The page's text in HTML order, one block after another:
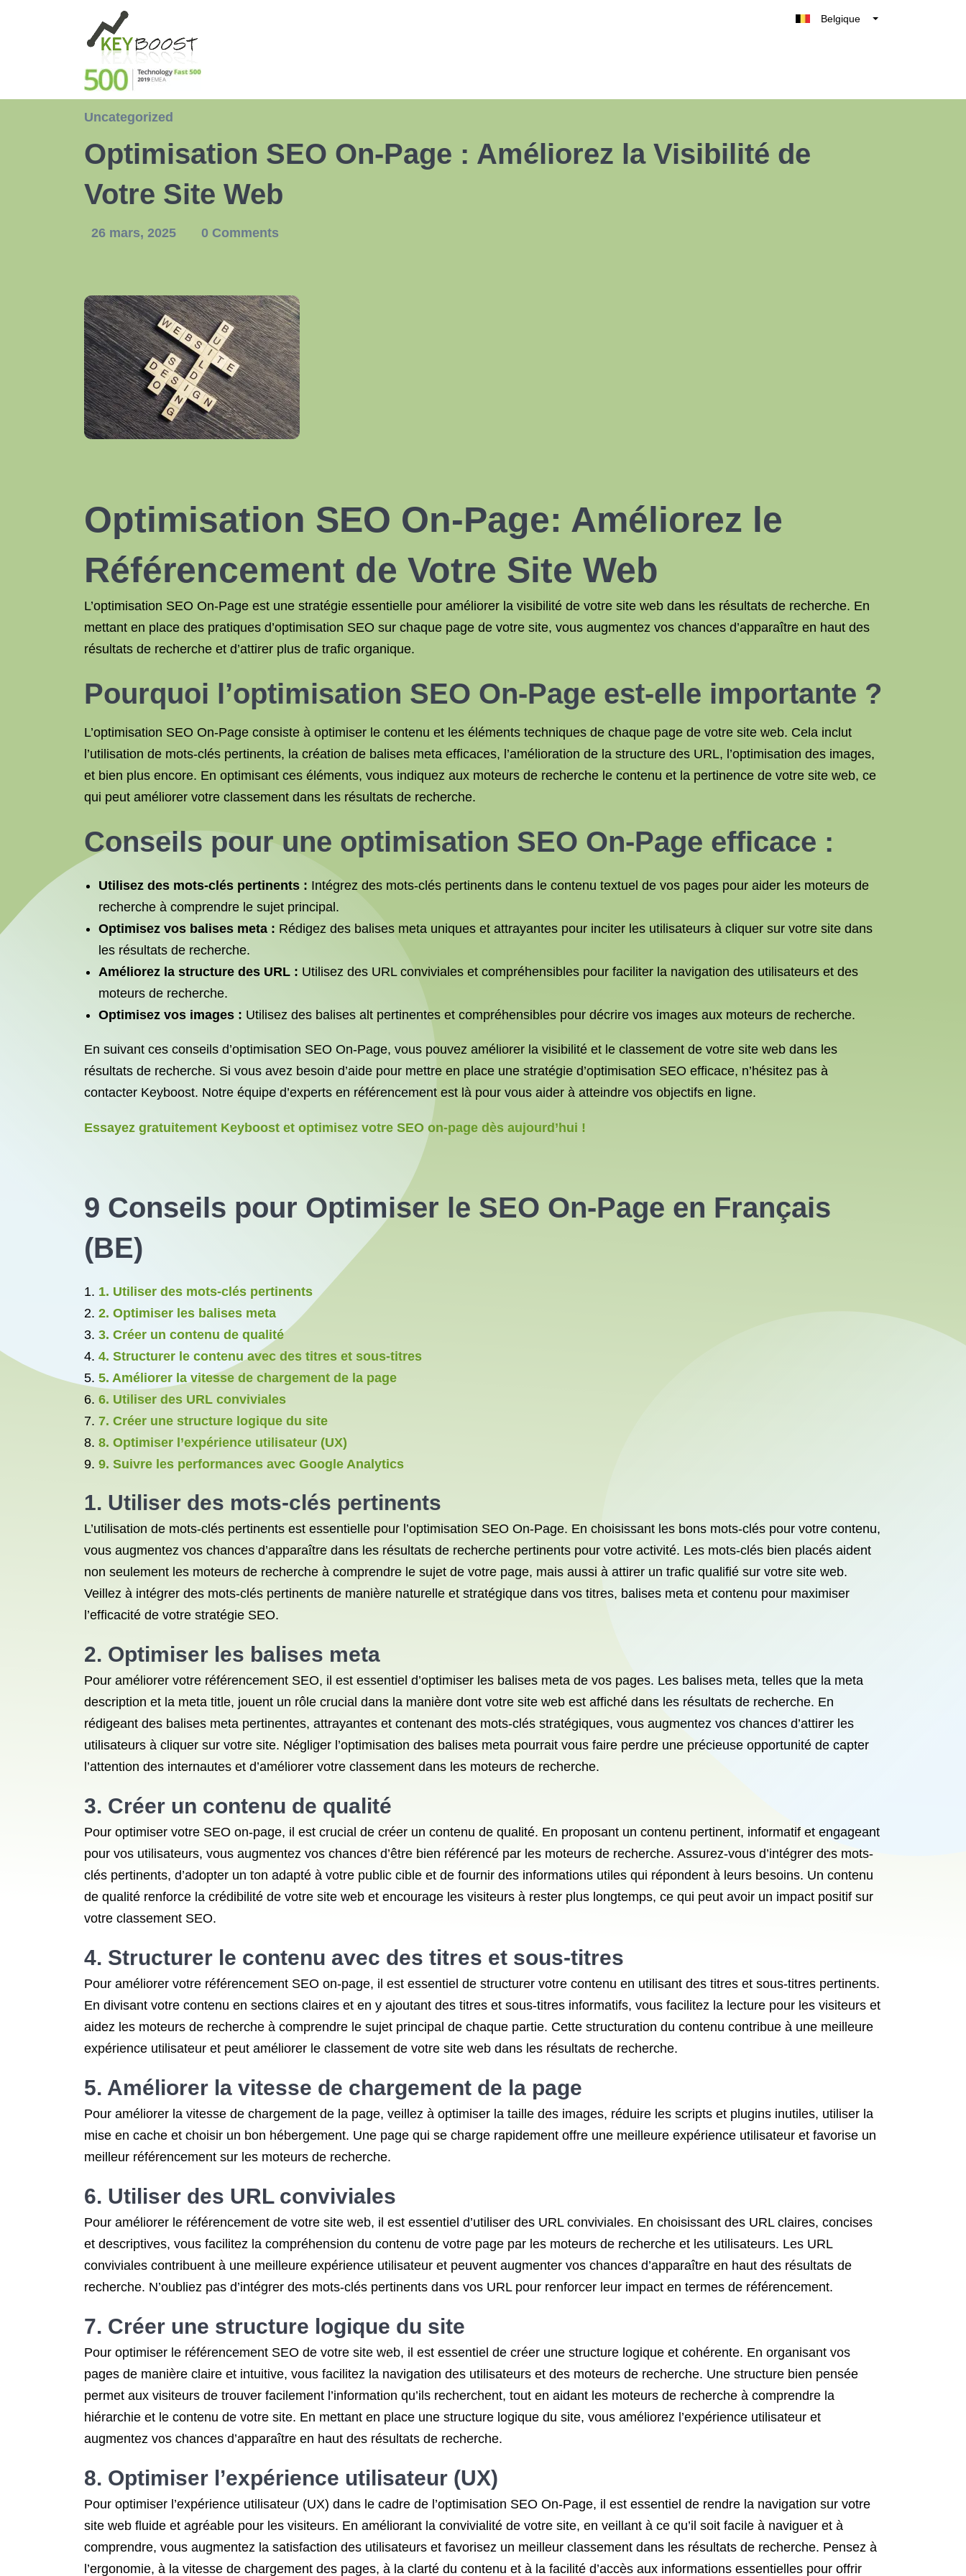
Belgique
Uncategorized
Optimisation SEO On-Page : Améliorez la Visibilité de
Votre Site Web
26 mars, 2025 0 Comments
Optimisation SEO On-Page: Améliorez le
Référencement de Votre Site Web
L’optimisation SEO On-Page est une stratégie essentielle pour améliorer la visibilité de votre site web dans les résultats de recherche. En
mettant en place des pratiques d’optimisation SEO sur chaque page de votre site, vous augmentez vos chances d’apparaître en haut des
résultats de recherche et d’attirer plus de trafic organique.
Pourquoi l’optimisation SEO On-Page est-elle importante ?
L’optimisation SEO On-Page consiste à optimiser le contenu et les éléments techniques de chaque page de votre site web. Cela inclut
l’utilisation de mots-clés pertinents, la création de balises meta efficaces, l’amélioration de la structure des URL, l’optimisation des images,
et bien plus encore. En optimisant ces éléments, vous indiquez aux moteurs de recherche le contenu et la pertinence de votre site web, ce
qui peut améliorer votre classement dans les résultats de recherche.
Conseils pour une optimisation SEO On-Page efficace :
Utilisez des mots-clés pertinents : Intégrez des mots-clés pertinents dans le contenu textuel de vos pages pour aider les moteurs de
recherche à comprendre le sujet principal.
Optimisez vos balises meta : Rédigez des balises meta uniques et attrayantes pour inciter les utilisateurs à cliquer sur votre site dans
les résultats de recherche.
Améliorez la structure des URL : Utilisez des URL conviviales et compréhensibles pour faciliter la navigation des utilisateurs et des
moteurs de recherche.
Optimisez vos images : Utilisez des balises alt pertinentes et compréhensibles pour décrire vos images aux moteurs de recherche.
En suivant ces conseils d’optimisation SEO On-Page, vous pouvez améliorer la visibilité et le classement de votre site web dans les
résultats de recherche. Si vous avez besoin d’aide pour mettre en place une stratégie d’optimisation SEO efficace, n’hésitez pas à
contacter Keyboost. Notre équipe d’experts en référencement est là pour vous aider à atteindre vos objectifs en ligne.
Essayez gratuitement Keyboost et optimisez votre SEO on-page dès aujourd’hui !
9 Conseils pour Optimiser le SEO On-Page en Français
(BE)
1. Utiliser des mots-clés pertinents
2. Optimiser les balises meta
3. Créer un contenu de qualité
4. Structurer le contenu avec des titres et sous-titres
5. Améliorer la vitesse de chargement de la page
6. Utiliser des URL conviviales
7. Créer une structure logique du site
8. Optimiser l’expérience utilisateur (UX)
9. Suivre les performances avec Google Analytics
1. Utiliser des mots-clés pertinents
L’utilisation de mots-clés pertinents est essentielle pour l’optimisation SEO On-Page. En choisissant les bons mots-clés pour votre contenu,
vous augmentez vos chances d’apparaître dans les résultats de recherche pertinents pour votre activité. Les mots-clés bien placés aident
non seulement les moteurs de recherche à comprendre le sujet de votre page, mais aussi à attirer un trafic qualifié sur votre site web.
Veillez à intégrer des mots-clés pertinents de manière naturelle et stratégique dans vos titres, balises meta et contenu pour maximiser
l’efficacité de votre stratégie SEO.
2. Optimiser les balises meta
Pour améliorer votre référencement SEO, il est essentiel d’optimiser les balises meta de vos pages. Les balises meta, telles que la meta
description et la meta title, jouent un rôle crucial dans la manière dont votre site web est affiché dans les résultats de recherche. En
rédigeant des balises meta pertinentes, attrayantes et contenant des mots-clés stratégiques, vous augmentez vos chances d’attirer les
utilisateurs à cliquer sur votre site. Négliger l’optimisation des balises meta pourrait vous faire perdre une précieuse opportunité de capter
l’attention des internautes et d’améliorer votre classement dans les moteurs de recherche.
3. Créer un contenu de qualité
Pour optimiser votre SEO on-page, il est crucial de créer un contenu de qualité. En proposant un contenu pertinent, informatif et engageant
pour vos utilisateurs, vous augmentez vos chances d’être bien référencé par les moteurs de recherche. Assurez-vous d’intégrer des mots-
clés pertinents, d’adopter un ton adapté à votre public cible et de fournir des informations utiles qui répondent à leurs besoins. Un contenu
de qualité renforce la crédibilité de votre site web et encourage les visiteurs à rester plus longtemps, ce qui peut avoir un impact positif sur
votre classement SEO.
4. Structurer le contenu avec des titres et sous-titres
Pour améliorer votre référencement SEO on-page, il est essentiel de structurer votre contenu en utilisant des titres et sous-titres pertinents.
En divisant votre contenu en sections claires et en y ajoutant des titres et sous-titres informatifs, vous facilitez la lecture pour les visiteurs et
aidez les moteurs de recherche à comprendre le sujet principal de chaque partie. Cette structuration du contenu contribue à une meilleure
expérience utilisateur et peut améliorer le classement de votre site web dans les résultats de recherche.
5. Améliorer la vitesse de chargement de la page
Pour améliorer la vitesse de chargement de la page, veillez à optimiser la taille des images, réduire les scripts et plugins inutiles, utiliser la
mise en cache et choisir un bon hébergement. Une page qui se charge rapidement offre une meilleure expérience utilisateur et favorise un
meilleur référencement sur les moteurs de recherche.
6. Utiliser des URL conviviales
Pour améliorer le référencement de votre site web, il est essentiel d’utiliser des URL conviviales. En choisissant des URL claires, concises
et descriptives, vous facilitez la compréhension du contenu de votre page par les moteurs de recherche et les utilisateurs. Les URL
conviviales contribuent à une meilleure expérience utilisateur et peuvent augmenter vos chances d’apparaître en haut des résultats de
recherche. N’oubliez pas d’intégrer des mots-clés pertinents dans vos URL pour renforcer leur impact en termes de référencement.
7. Créer une structure logique du site
Pour optimiser le référencement SEO de votre site web, il est essentiel de créer une structure logique et cohérente. En organisant vos
pages de manière claire et intuitive, vous facilitez la navigation des utilisateurs et des moteurs de recherche. Une structure bien pensée
permet aux visiteurs de trouver facilement l’information qu’ils recherchent, tout en aidant les moteurs de recherche à comprendre la
hiérarchie et le contenu de votre site. En mettant en place une structure logique du site, vous améliorez l’expérience utilisateur et
augmentez vos chances d’apparaître en haut des résultats de recherche.
8. Optimiser l’expérience utilisateur (UX)
Pour optimiser l’expérience utilisateur (UX) dans le cadre de l’optimisation SEO On-Page, il est essentiel de rendre la navigation sur votre
site web fluide et agréable pour les visiteurs. En améliorant la convivialité de votre site, en veillant à ce qu’il soit facile à naviguer et à
comprendre, vous augmentez la satisfaction des utilisateurs et favorisez un meilleur classement dans les résultats de recherche. Pensez à
l’ergonomie, à la vitesse de chargement des pages, à la clarté du contenu et à la facilité d’accès aux informations essentielles pour offrir